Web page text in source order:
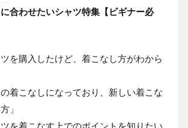
合わせたいシャツ特集【ビギナー必
ツを購入したけど、着こなし方がわから
の着こなしになっており、新しい着こな
」
ツを着こなす上でのポイントを知りたい